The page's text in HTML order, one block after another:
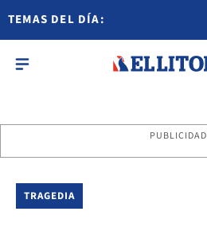
TEMAS DEL DÍA:
PUBLICIDAD
TRAGEDIA